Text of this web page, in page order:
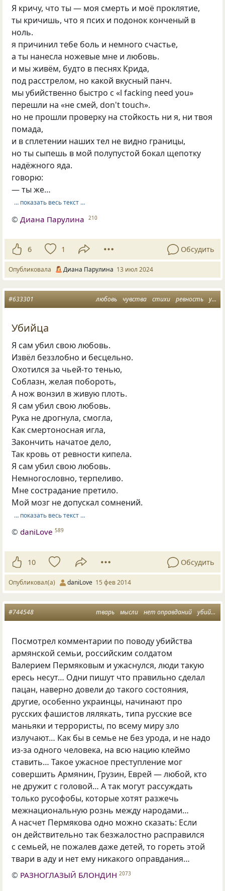
Я кричу, что ты — моя смерть и моё проклятие,
ты кричишь, что я псих и подонок конченый в
ноль.
я причинил тебе боль и немного счастье,
а ты нанесла ножевые мне и любовь.
и мы живём, будто в песнях Крида,
под расстрелом, но какой вкусный панч.
мы убийственно быстро с «l facking need you»
перешли на «не смей, don't touch».
но не прошли проверку на стойкость ни я, ни твоя
помада,
и в сплетении наших тел не видно границы,
но ты сыпешь в мой полупустой бокал щепотку
надёжного яда.
говорю:
— ты же…
… показать весь текст …
© Диана Парулина 210
6 1 Обсудить
Опубликовала Диана Парулина 13 июл 2024
любовь чувства стихи ревность убийца
#633301
Убийца
Я сам убил свою любовь.
Извёл беззлобно и бесцельно.
Охотился за чьей-то тенью,
Соблазн, желая побороть,
А нож вонзил в живую плоть.
Я сам убил свою любовь.
Рука не дрогнула, смогла,
Как смертоносная игла,
Закончить начатое дело,
Так кровь от ревности кипела.
Я сам убил свою любовь.
Немногословно, терпеливо.
Мне сострадание претило.
Мой мозг не допускал сомнений.
… показать весь текст …
©daniLove 589
10 Обсудить
Опубликовал(а) daniLove 15 фев 2014
тварь мысли нет оправданий убийца
#744548
Посмотрел комментарии по поводу убийства
армянской семьи, российским солдатом
Валерием Пермяковым и ужаснулся, люди такую
ересь несут… Одни пишут что правильно сделал
пацан, наверно довели до такого состояния,
другие, особенно украинцы, начинают про
русских фашистов лялякать, типа русские все
маньяки и террористы, по всему миру зло
излучают… Как бы в семье не без урода, и не надо
из-за одного человека, на всю нацию клеймо
ставить… Такое ужасное преступление мог
совершить Армянин, Грузин, Еврей — любой, кто
не дружит с головой… А так могут рассуждать
только русофобы, которые хотят разжечь
межнациональную рознь между народами…
А насчет Пермякова одно можно сказать: Если
он действительно так безжалостно расправился
с семьей, не пожалев даже детей, то гореть этой
твари в аду и нет ему никакого оправдания…
© РАЗНОГЛАЗЫЙ БЛОНДИН 2073